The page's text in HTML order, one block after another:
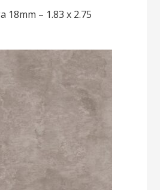
18mm – 1.83 x 2.75